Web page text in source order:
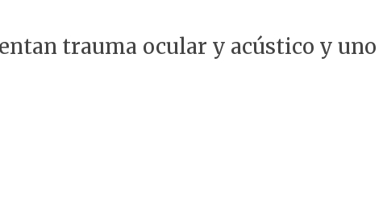
trauma ocular y acústico y uno